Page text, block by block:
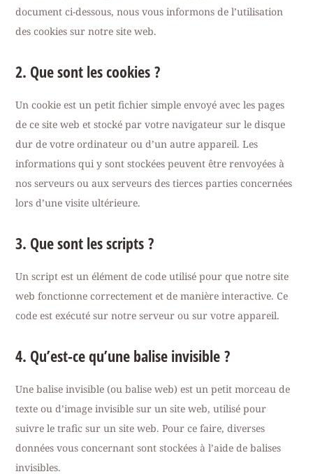
document ci-dessous, nous vous informons de l’utilisation
des cookies sur notre site web.
2. Que sont les cookies ?
Un cookie est un petit fichier simple envoyé avec les pages
de ce site web et stocké par votre navigateur sur le disque
dur de votre ordinateur ou d’un autre appareil. Les
informations qui y sont stockées peuvent être renvoyées à
nos serveurs ou aux serveurs des tierces parties concernées
lors d’une visite ultérieure.
3. Que sont les scripts ?
Un script est un élément de code utilisé pour que notre site
web fonctionne correctement et de manière interactive. Ce
code est exécuté sur notre serveur ou sur votre appareil.
4. Qu’est-ce qu’une balise invisible ?
Une balise invisible (ou balise web) est un petit morceau de
texte ou d’image invisible sur un site web, utilisé pour
suivre le trafic sur un site web. Pour ce faire, diverses
données vous concernant sont stockées à l’aide de balises
invisibles.